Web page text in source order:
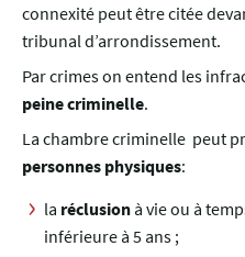
connexité peut être citée
tribunal d’arrondissement.
Par crimes on entend les
peine criminelle.
La chambre criminelle peut
personnes physiques:
la réclusion à vie ou à
inférieure à 5 ans ;